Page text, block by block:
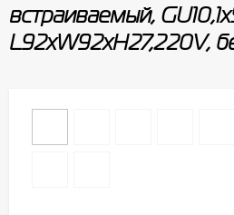
встраиваемый,
L92xW92xH27,220V,